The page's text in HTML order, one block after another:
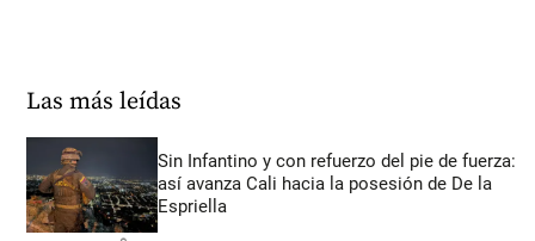
Las más leídas
Sin Infantino y con refuerzo del pie de fuerza:
así avanza Cali hacia la posesión de De la
Espriella